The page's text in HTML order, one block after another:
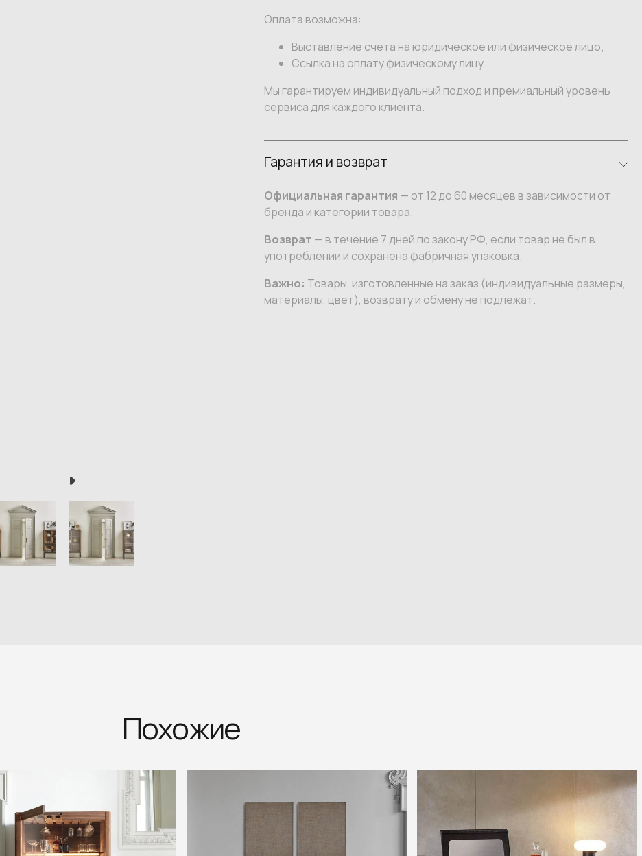
Оплата возможна:
Выставление счета на юридическое или физическое лицо;
Ссылка на оплату физическому лицу.
Мы гарантируем индивидуальный подход и премиальный уровень
сервиса для каждого клиента.
Гарантия и возврат
Официальная гарантия — от 12 до 60 месяцев в зависимости от
бренда и категории товара.
Возврат — в течение 7 дней по закону РФ, если товар не был в
употреблении и сохранена фабричная упаковка.
Важно: Товары, изготовленные на заказ (индивидуальные размеры,
материалы, цвет), возврату и обмену не подлежат.
Похожие